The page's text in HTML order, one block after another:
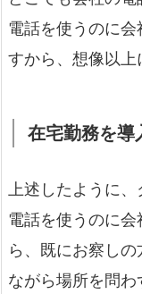
電話を使うのに
すから、想像以上
在宅勤務を導
上述したように
電話を使うのに
ら、既にお察し
ながら場所を問